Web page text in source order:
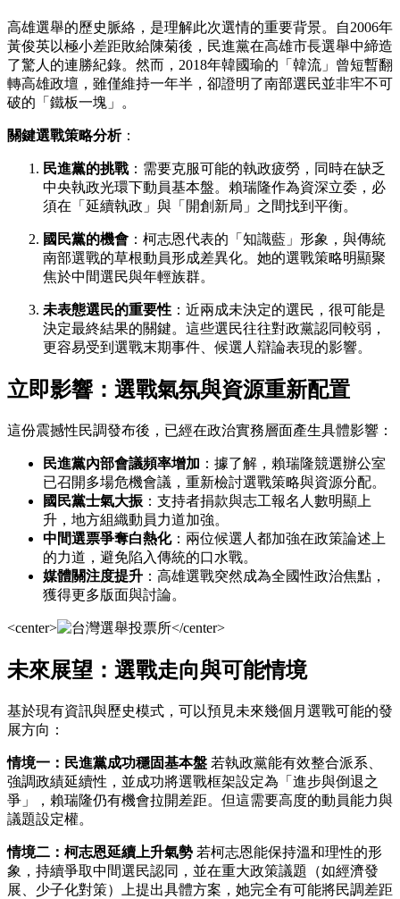
高雄選舉的歷史脈絡，是理解此次選情的重要背景。自2006年
黃俊英以極小差距敗給陳菊後，民進黨在高雄市長選舉中締造
了驚人的連勝紀錄。然而，2018年韓國瑜的「韓流」曾短暫翻
轉高雄政壇，雖僅維持一年半，卻證明了南部選民並非牢不可
破的「鐵板一塊」。
關鍵選戰策略分析：
民進黨的挑戰：需要克服可能的執政疲勞，同時在缺乏
中央執政光環下動員基本盤。賴瑞隆作為資深立委，必
須在「延續執政」與「開創新局」之間找到平衡。
國民黨的機會 ：柯志恩代表的「知識藍」形象，與傳統
南部選戰的草根動員形成差異化。她的選戰策略明顯聚
焦於中間選民與年輕族群。
未表態選民的重要性 ：近兩成未決定的選民，很可能是
決定最終結果的關鍵。這些選民往往對政黨認同較弱，
更容易受到選戰末期事件、候選人辯論表現的影響。
立即影響：選戰氣氛與資源重新配置
這份震撼性民調發布後，已經在政治實務層面產生具體影響：
民進黨內部會議頻率增加 ：據了解，賴瑞隆競選辦公室
已召開多場危機會議，重新檢討選戰策略與資源分配。
國民黨士氣大振 ：支持者捐款與志工報名人數明顯上
升，地方組織動員力道加強。
中間選票爭奪白熱化：兩位候選人都加強在政策論述上
的力道，避免陷入傳統的口水戰。
媒體關注度提升 ：高雄選戰突然成為全國性政治焦點，
獲得更多版面與討論。
<center> </center>
未來展望：選戰走向與可能情境
基於現有資訊與歷史模式，可以預見未來幾個月選戰可能的發
展方向：
情境一：民進黨成功穩固基本盤 若執政黨能有效整合派系、
強調政績延續性，並成功將選戰框架設定為「進步與倒退之
爭」，賴瑞隆仍有機會拉開差距。但這需要高度的動員能力與
議題設定權。
情境二：柯志恩延續上升氣勢 若柯志恩能保持溫和理性的形
象，持續爭取中間選民認同，並在重大政策議題（如經濟發
展、少子化對策）上提出具體方案，她完全有可能將民調差距